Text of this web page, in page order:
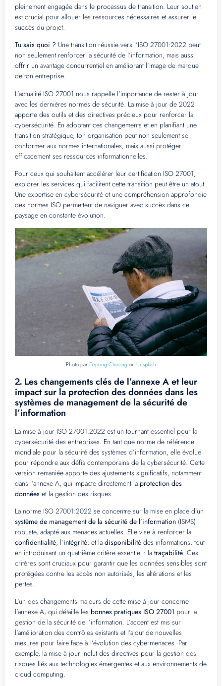
pleinement engagée dans le processus de transition. Leur soutien
est crucial pour allouer les ressources nécessaires et assurer le
succès du projet.
Tu sais quoi ? Une transition réussie vers l’ISO 27001:2022 peut
non seulement renforcer la sécurité de l’information, mais aussi
offrir un avantage concurrentiel en améliorant l’image de marque
de ton entreprise.
L’actualité ISO 27001 nous rappelle l’importance de rester à jour
avec les dernières normes de sécurité. La mise à jour de 2022
apporte des outils et des directives précieux pour renforcer la
cybersécurité. En adoptant ces changements et en planifiant une
transition stratégique, ton organisation peut non seulement se
conformer aux normes internationales, mais aussi protéger
efficacement ses ressources informationnelles.
Pour ceux qui souhaitent accélérer leur certification ISO 27001,
explorer les services qui facilitent cette transition peut être un atout.
Une expertise en cybersécurité et une compréhension approfondie
des normes ISO permettent de naviguer avec succès dans ce
paysage en constante évolution.
Photo par Eepeng Cheongon Unsplash
2. Les changements clés de l’annexe A et leur
impact sur la protection des données dans les
systèmes de management de la sécurité de
l’information
La mise à jour ISO 27001:2022 est un tournant essentiel pour la
cybersécurité des entreprises. En tant que norme de référence
mondiale pour la sécurité des systèmes d’information, elle évolue
pour répondre aux défis contemporains de la cybersécurité. Cette
version remaniée apporte des ajustements significatifs, notamment
dans l’annexe A, qui impacte directement la protection des
données et la gestion des risques.
La norme ISO 27001:2022 se concentre sur la mise en place d’un
système de management de la sécurité de l’information (ISMS)
robuste, adapté aux menaces actuelles. Elle vise à renforcer la
confidentialité, l’intégrité, et la disponibilité des informations, tout
en introduisant un quatrième critère essentiel : la traçabilité. Ces
critères sont cruciaux pour garantir que les données sensibles sont
protégées contre les accès non autorisés, les altérations et les
pertes.
L’un des changements majeurs de cette mise à jour concerne
l’annexe A, qui détaille les bonnes pratiques ISO 27001 pour la
gestion de la sécurité de l’information. L’accent est mis sur
l’amélioration des contrôles existants et l’ajout de nouvelles
mesures pour faire face à l’évolution des cybermenaces. Par
exemple, la mise à jour inclut des directives pour la gestion des
risques liés aux technologies émergentes et aux environnements de
cloud computing.